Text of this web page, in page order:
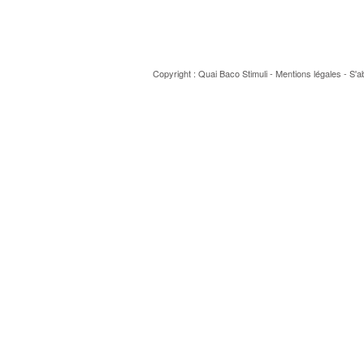
Copyright : Quai BacoStimuli- Mentions légales -